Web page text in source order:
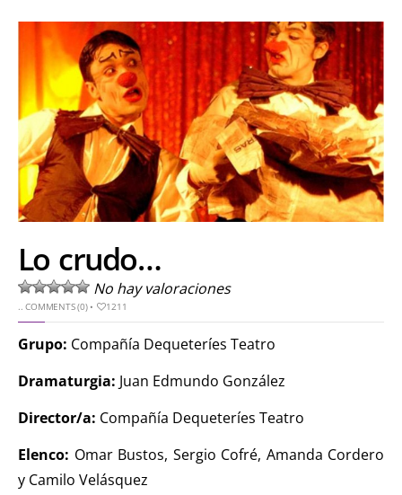
Lo crudo…
No hay valoraciones
..COMMENTS (0)• 1211
Grupo: Compañía Dequeteríes Teatro
Dramaturgia: Juan Edmundo González
Director/a: Compañía Dequeteríes Teatro
Elenco: Omar Bustos, Sergio Cofré, Amanda Cordero
y Camilo Velásquez